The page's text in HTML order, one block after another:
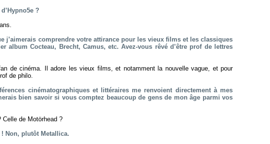
?
j’aimerais comprendre votre attirance pour les vieux films et les classiques
album Cocteau, Brecht, Camus, etc. Avez-vous rêvé d’être prof de lettres
de cinéma. Il adore les vieux films, et notamment la nouvelle vague, et pour
de philo.
cinématographiques et littéraires me renvoient directement à mes
bien savoir si vous comptez beaucoup de gens de mon âge parmi vos
de Motörhead ?
Non, plutôt Metallica.